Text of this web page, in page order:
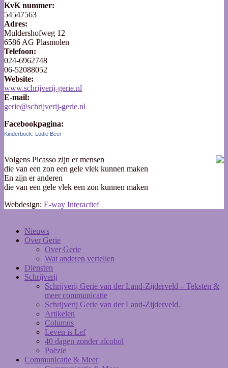
KvK nummer:
54547563
Adres:
Muldershofweg 12
6586 AG Plasmolen
Telefoon:
024-6962748
06-52088052
Website:
www.schrijverij-gerie.nl
E-mail:
gerie@schrijverij-gerie.nl
Facebookpagina:
Kinderboek: Lodie Beer
Volgens Picasso zijn er mensen
die van een zon een gele vlek kunnen maken
En zijn er anderen
die van een gele vlek een zon kunnen maken
Webdesign: E-way Interactief
Nieuws
Over Gerie
Over Gerie
Wat anderen vertellen
Diensten
Schrijverij
Schrijverij Gerie van der Land-Zijderveld – Teksten &
meer communicatie
Schrijverij Gerie van der Land-Zijderveld.
Artikelen
Columns
Leven is Lef
40 dagen zonder alcohol
Poëzie
Communicatie & Meer